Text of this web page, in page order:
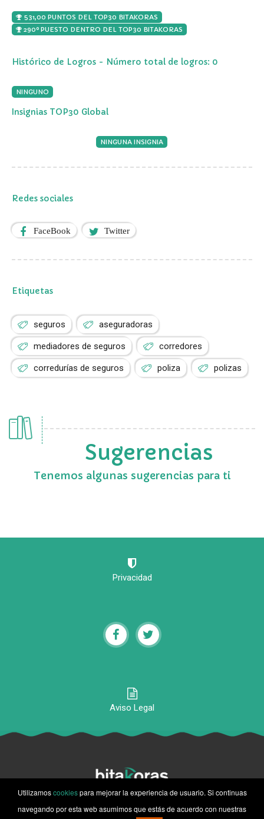
531,00 PUNTOS DEL TOP30 BITAKORAS
290º PUESTO DENTRO DEL TOP30 BITAKORAS
Histórico de Logros - Número total de logros: 0
NINGUNO
Insignias TOP30 Global
NINGUNA INSIGNIA
Redes sociales
FaceBook Twitter
Etiquetas
seguros aseguradoras
mediadores de seguros corredores
corredurías de seguros poliza polizas
Sugerencias
Tenemos algunas sugerencias para ti
Privacidad
Aviso Legal
© 2020-2026 Bitakoras, Todos los derechos reservados
Utilizamoscookiespara mejorar la experiencia de usuario. Si continuas
navegando por esta web asumimos que estás de acuerdo con nuestras